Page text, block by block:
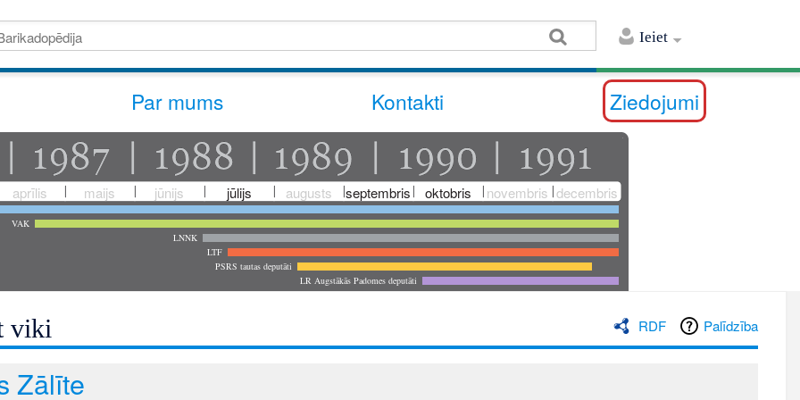
Ieiet
Par mums Kontakti Ziedojumi
aprīlis maijs jūnijs jūlijs augusts septembris oktobris novembris decembris
VAK
LNNK
LTF
PSRS tautas deputāti
LR Augstākās Padomes deputāti
RDF Palīdzība
viki
Zālīte